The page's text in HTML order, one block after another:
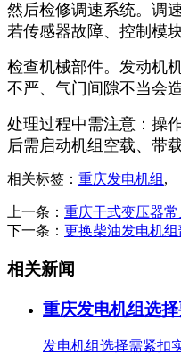
然后检修调速系统。调
若传感器故障、控制模
检查机械部件。发动机
不严、气门间隙不当会
处理过程中需注意：操
后需启动机组空载、带
相关标签： 重庆发电机组 ,
上一条： 重庆干式变压器
下一条： 更换柴油发电机
相关新闻
重庆发电机组选
发电机组选择需紧扣